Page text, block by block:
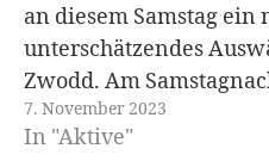
an diesem Samstag ein
unterschätzendes
Zwodd. Am
mit frischen Beinen
der letzten Spiele zum
7. November 2023
In "Aktive"